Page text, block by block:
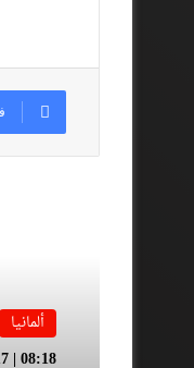
ألمانيا
08:18 | 17 سبتمبر، 2020